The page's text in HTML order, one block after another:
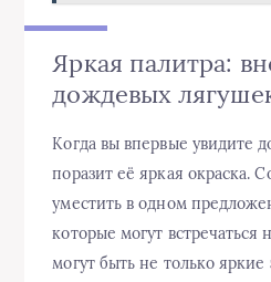
Яркая палитра:
дождевых
Когда вы впервые увидите
поразит её яркая окраска.
уместить в одном
которые могут встречаться
могут быть не только